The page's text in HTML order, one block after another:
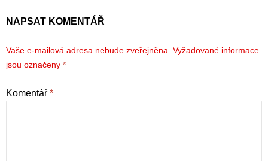
NAPSAT KOMENTÁŘ
Vaše e-mailová adresa nebude zveřejněna. Vyžadované informace
jsou označeny *
Komentář *